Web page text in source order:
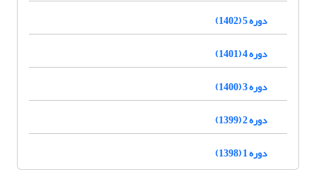
دوره 5 (1402)
دوره 4 (1401)
دوره 3 (1400)
دوره 2 (1399)
دوره 1 (1398)